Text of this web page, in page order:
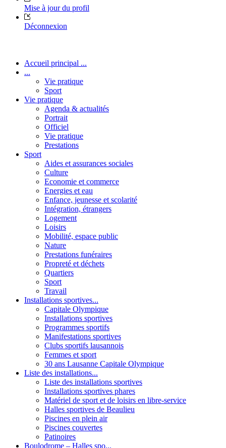
Mise à jour du profil
Déconnexion
Accueil principal ...
...
Vie pratique
Sport
Vie pratique
Agenda & actualités
Portrait
Officiel
Vie pratique
Prestations
Sport
Aides et assurances sociales
Culture
Economie et commerce
Energies et eau
Enfance, jeunesse et scolarité
Intégration, étrangers
Logement
Loisirs
Mobilité, espace public
Nature
Prestations funéraires
Propreté et déchets
Quartiers
Sport
Travail
Installations sportives...
Capitale Olympique
Installations sportives
Programmes sportifs
Manifestations sportives
Clubs sportifs lausannois
Femmes et sport
30 ans Lausanne Capitale Olympique
Liste des installations...
Liste des installations sportives
Installations sportives phares
Matériel de sport et de loisirs en libre-service
Halles sportives de Beaulieu
Piscines en plein air
Piscines couvertes
Patinoires
Boulodrome – Halles spo...